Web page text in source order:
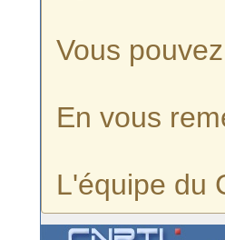
Vous
En vous
L'équipe du